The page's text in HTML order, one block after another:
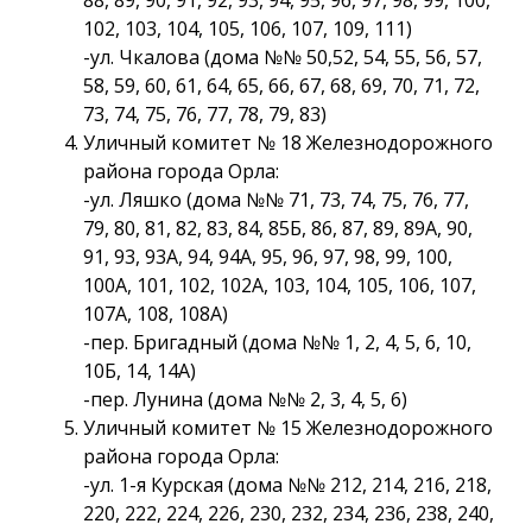
102, 103, 104, 105, 106, 107, 109, 111)
-ул. Чкалова (дома №№ 50,52, 54, 55, 56, 57,
58, 59, 60, 61, 64, 65, 66, 67, 68, 69, 70, 71, 72,
73, 74, 75, 76, 77, 78, 79, 83)
Уличный комитет № 18 Железнодорожного
района города Орла:
-ул. Ляшко (дома №№ 71, 73, 74, 75, 76, 77,
79, 80, 81, 82, 83, 84, 85Б, 86, 87, 89, 89А, 90,
91, 93, 93А, 94, 94А, 95, 96, 97, 98, 99, 100,
100А, 101, 102, 102А, 103, 104, 105, 106, 107,
107А, 108, 108А)
-пер. Бригадный (дома №№ 1, 2, 4, 5, 6, 10,
10Б, 14, 14А)
-пер. Лунина (дома №№ 2, 3, 4, 5, 6)
Уличный комитет № 15 Железнодорожного
района города Орла:
-ул. 1-я Курская (дома №№ 212, 214, 216, 218,
220, 222, 224, 226, 230, 232, 234, 236, 238, 240,